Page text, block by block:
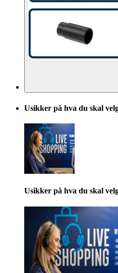
Usikker på hva du skal
Usikker på hva du skal